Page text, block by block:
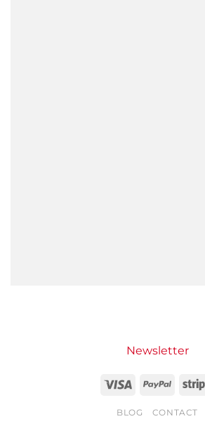
Newsletter
Visa PayPal
BLOG CONTACT